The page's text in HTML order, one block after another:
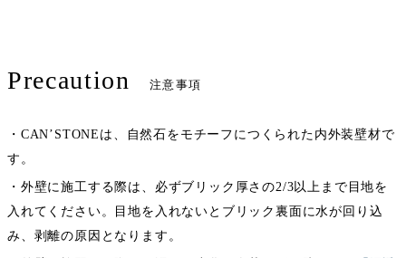
Precaution 注意事項
・CAN’STONEは、自然石をモチーフにつくられた内外装壁材で
す。
・外壁に施工する際は、必ずブリック厚さの2/3以上まで目地を
入れてください。目地を入れないとブリック裏面に水が回り込
み、剥離の原因となります。